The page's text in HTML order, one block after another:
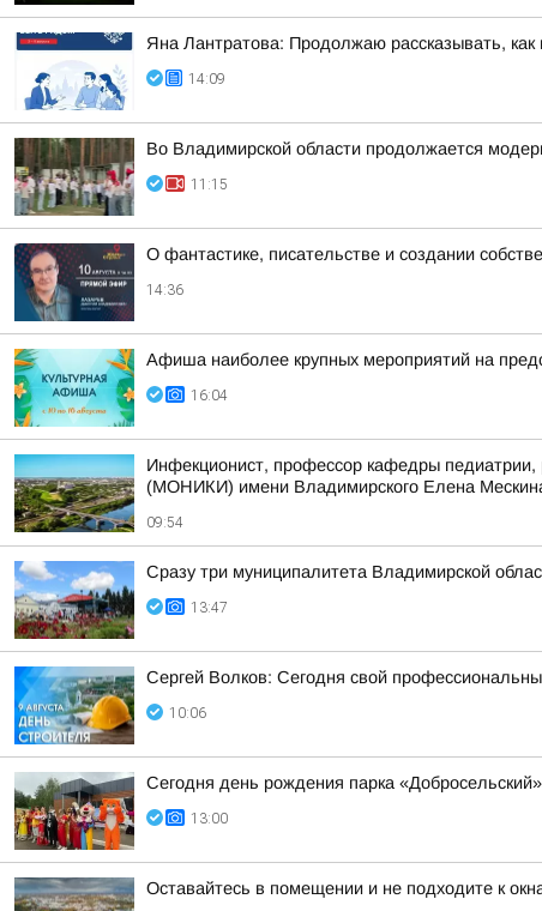
Яна Лантратова: Продолжаю рассказывать,
14:09
Во Владимирской области продолжается
11:15
О фантастике, писательстве и создании
14:36
Афиша наиболее крупных мероприятий на
16:04
Инфекционист, профессор кафедры педиатрии,
(МОНИКИ) имени Владимирского Елена Мескина
09:54
Сразу три муниципалитета Владимирской
13:47
Сергей Волков: Сегодня свой
10:06
Сегодня день рождения парка «Добросельский»
13:00
Оставайтесь в помещении и не подходите к